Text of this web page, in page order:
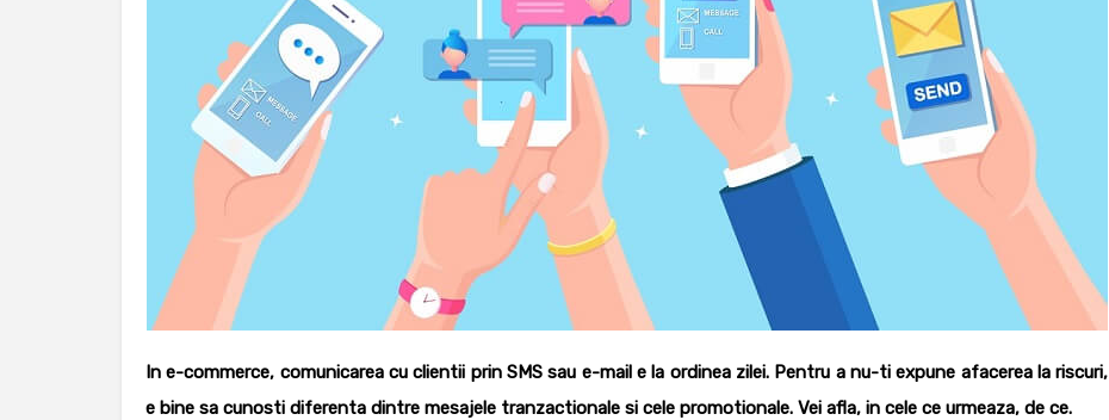
In e-commerce, comunicarea cu clientii prin SMS sau e-mail e la ordinea zilei. Pentru a nu-ti expune afacerea la riscuri,
e bine sa cunosti diferenta dintre mesajele tranzactionale si cele promotionale. Vei afla, in cele ce urmeaza, de ce.